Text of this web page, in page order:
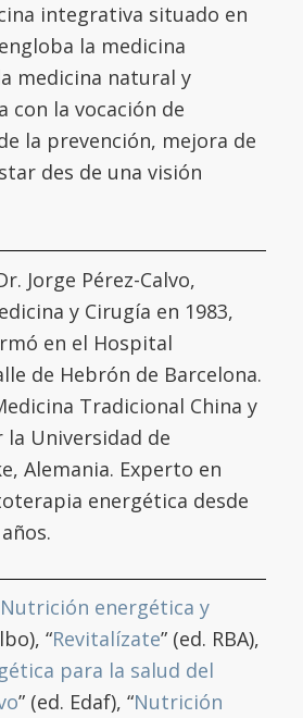
integrativa situado en
la medicina
medicina natural y
con la vocación de
la prevención, mejora de
des de una visión
Jorge Pérez-Calvo,
y Cirugía en 1983,
en el Hospital
de Hebrón de Barcelona.
Tradicional China y
la Universidad de
, Alemania. Experto en
energética desde
Nutrición energética y
“Revitalízate” (ed. RBA),
para la salud del
” (ed. Edaf), “Nutrición